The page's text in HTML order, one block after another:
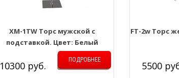
XM-1TW Торс мужской с
подставкой. Цвет: Белый
10300 руб. ПОДРОБНЕЕ
FT-2w Торс
5500